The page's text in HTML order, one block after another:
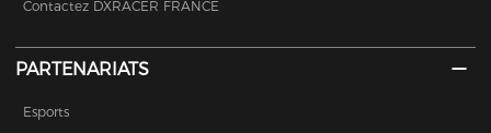
Contactez DXRACER FRANCE
PARTENARIATS
Esports